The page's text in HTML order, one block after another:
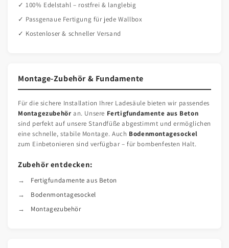
✓ 100% Edelstahl – rostfrei & langlebig
✓ Passgenaue Fertigung für jede Wallbox
✓ Kostenloser & schneller Versand
Montage-Zubehör & Fundamente
Für die sichere Installation Ihrer Ladesäule bieten wir passendes
Montagezubehör an. Unsere Fertigfundamente aus Beton
sind perfekt auf unsere Standfüße abgestimmt und ermöglichen
eine schnelle, stabile Montage. Auch Bodenmontagesockel
zum Einbetonieren sind verfügbar – für bombenfesten Halt.
Zubehör entdecken:
Fertigfundamente aus Beton
Bodenmontagesockel
Montagezubehör